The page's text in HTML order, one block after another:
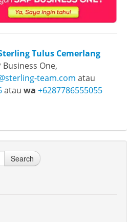
Tulus Cemerlang
One,
team.com atau
atau wa +6287786555055
Search